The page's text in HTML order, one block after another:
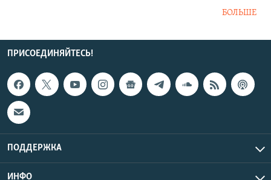
БОЛЬШЕ
ПРИСОЕДИНЯЙТЕСЬ!
ПОДДЕРЖКА
ИНФО